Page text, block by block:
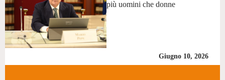
più uomini che donne
Giugno 10, 2026